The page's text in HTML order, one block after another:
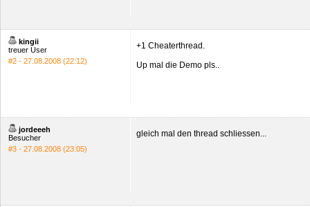
kingii
treuer User
#2 - 27.08.2008 (22:12)
+1 Cheaterthread.
Up mal die Demo pls..
jordeeeh
Besucher
#3 - 27.08.2008 (23:05)
gleich mal den thread schliessen...